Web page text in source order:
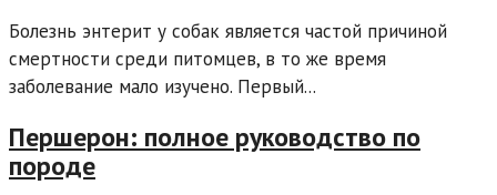
Болезнь энтерит у собак является частой причиной
смертности среди питомцев, в то же время
заболевание мало изучено. Первый...
Першерон: полное руководство по
породе